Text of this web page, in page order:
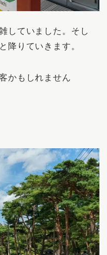
していました。そし
降りていきます。
かもしれません